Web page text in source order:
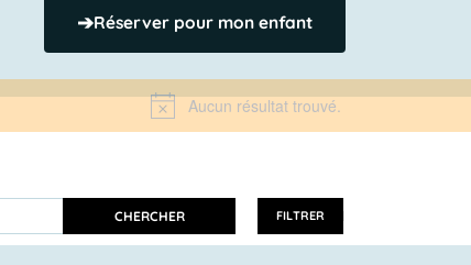
➔Réserver pour mon enfant
Notice
Aucun résultat trouvé.
CHERCHER FILTRER